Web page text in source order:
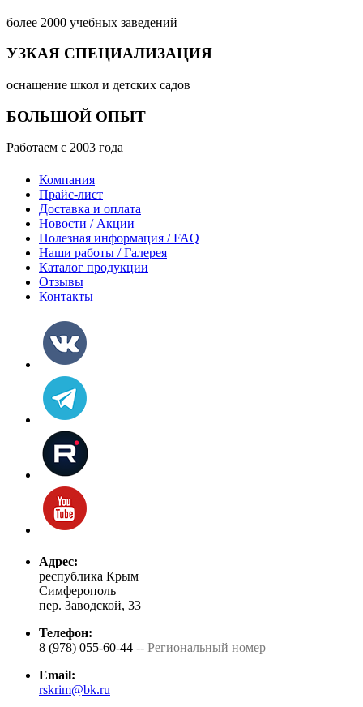
более 2000 учебных заведений
УЗКАЯ СПЕЦИАЛИЗАЦИЯ
оснащение школ и детских садов
БОЛЬШОЙ ОПЫТ
Работаем с 2003 года
Компания
Прайс-лист
Доставка и оплата
Новости / Акции
Полезная информация / FAQ
Наши работы / Галерея
Каталог продукции
Отзывы
Контакты
Адрес:
республика Крым
Симферополь
пер. Заводской, 33
Телефон:
8 (978) 055-60-44 -- Региональный номер
Email:
rskrim@bk.ru